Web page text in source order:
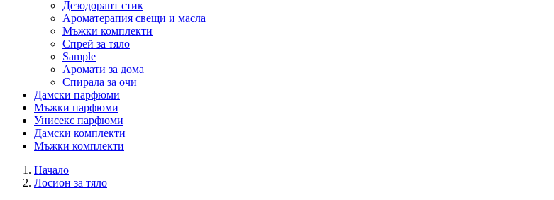
Дезодорант стик
Ароматерапия свещи и масла
Мъжки комплекти
Спрей за тяло
Sample
Аромати за дома
Спирала за очи
Дамски парфюми
Мъжки парфюми
Унисекс парфюми
Дамски комплекти
Мъжки комплекти
Начало
Лосион за тяло